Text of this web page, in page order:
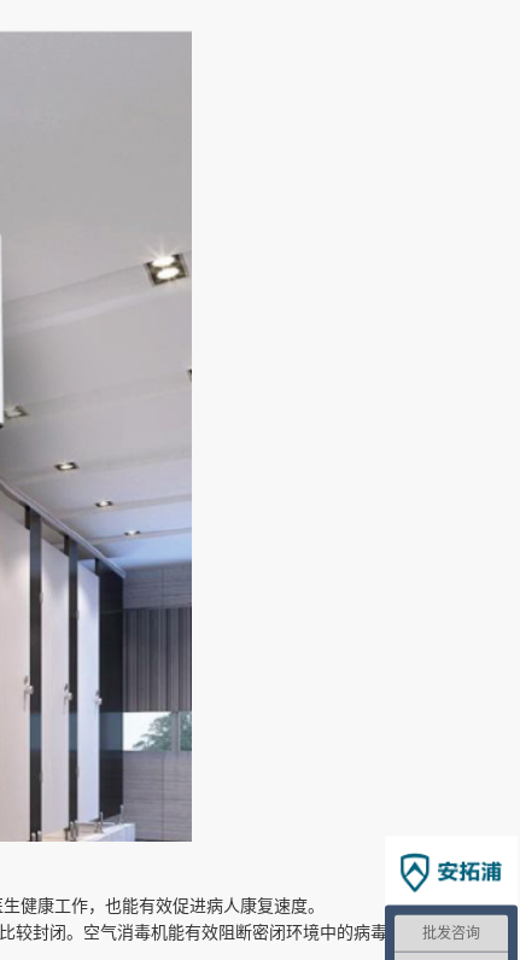
健康工作，也能有效促进病人康复速度。
封闭。空气消毒机能有效阻断密闭环境中的病毒传播，降低老
批发咨询